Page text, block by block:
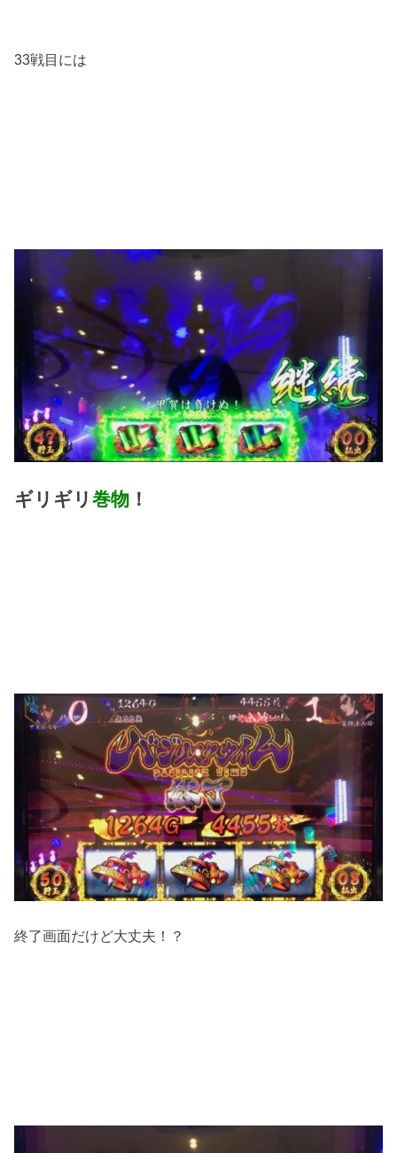
33戦目には
ギリギリ巻物 ！
終了画面だけど大丈夫！？